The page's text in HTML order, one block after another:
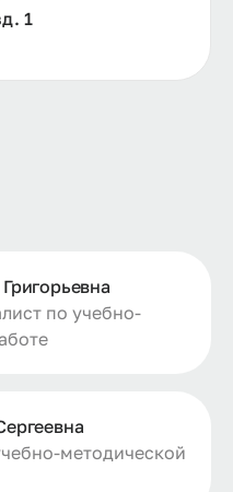
1
по учебно-
методической